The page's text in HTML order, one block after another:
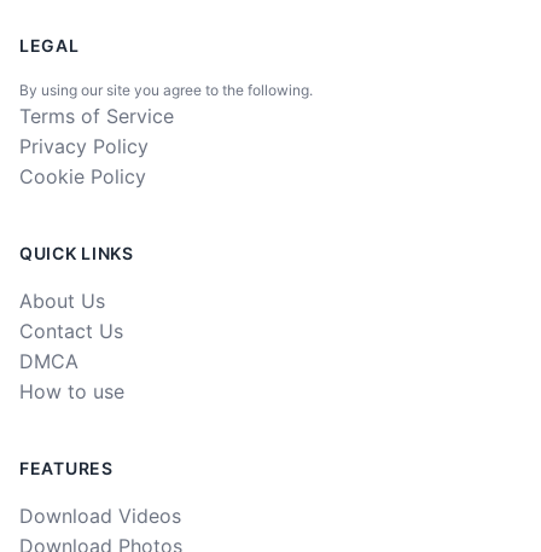
LEGAL
By using our site you agree to the following.
Terms of Service
Privacy Policy
Cookie Policy
QUICK LINKS
About Us
Contact Us
DMCA
How to use
FEATURES
Download Videos
Download Photos